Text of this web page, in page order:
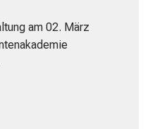
am 02. März